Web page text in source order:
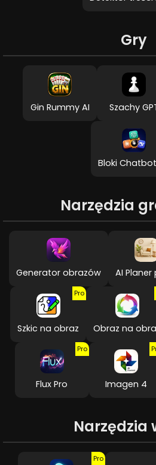
Gry
Gin Rummy AI Szachy
Bloki
Narzędzia
Generator obrazów AI Planer
Szkic na obraz
Pro
Obraz na
Flux Pro
Pro
Imagen 4
Narzędzia
Pro